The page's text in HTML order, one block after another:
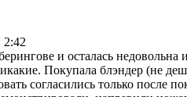
2:42
и осталась недовольна
Покупала блэндер (не
согласились только после